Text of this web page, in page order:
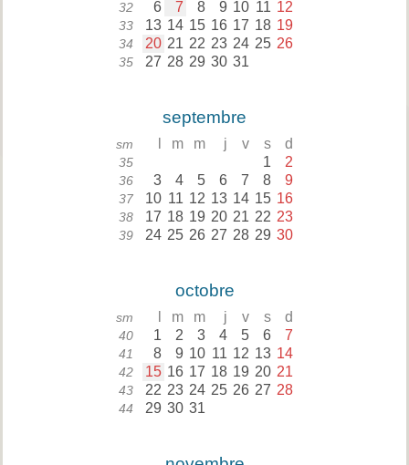
32 6 7 8 9 10 11 12
33 13 14 15 16 17 18 19
34 20 21 22 23 24 25 26
35 27 28 29 30 31
septembre
sm m m j v s d
35 1 2
36 3 4 5 6 7 8 9
37 10 11 12 13 14 15 16
38 17 18 19 20 21 22 23
39 24 25 26 27 28 29 30
octobre
sm m m j v s d
40 1 2 3 4 5 6 7
41 8 9 10 11 12 13 14
42 15 16 17 18 19 20 21
43 22 23 24 25 26 27 28
44 29 30 31